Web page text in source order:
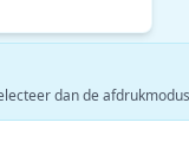
dan de